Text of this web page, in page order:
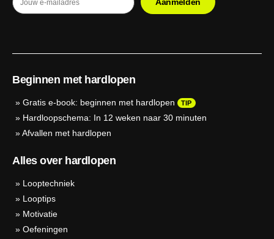
Beginnen met hardlopen
» Gratis e-book: beginnen met hardlopen TIP
» Hardloopschema: In 12 weken naar 30 minuten
»Afvallen met hardlopen
Alles over hardlopen
» Looptechniek
» Looptips
» Motivatie
» Oefeningen